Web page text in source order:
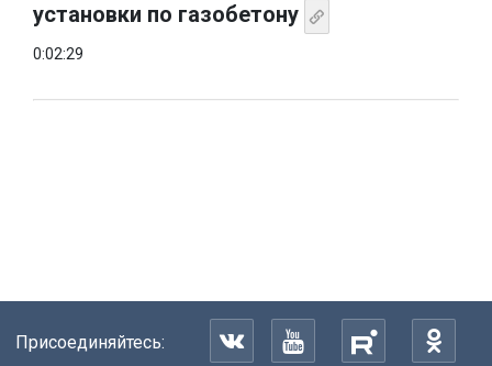
установки по газобетону
0:02:29
Присоединяйтесь: